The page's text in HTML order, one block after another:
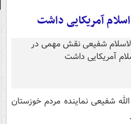
آمریکایی داشت
شفیعی نماینده مردم خوزستان